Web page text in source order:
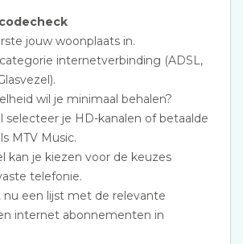
jouw woonplaats in.
internetverbinding (ADSL,
wil je minimaal behalen?
selecteer je HD-kanalen of betaalde
MTV Music.
kan je kiezen voor de keuzes
telefonie.
nu een lijst met de relevante
internet abonnementen in